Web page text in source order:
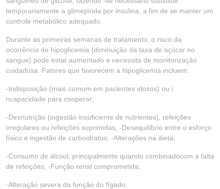
temporariamente a glimepirida por insulina, a fim de se manter um
controle metabólico adequado.
Durante as primeiras semanas de tratamento, o risco da
ocorrência de hipoglicemia (diminuição da taxa de açúcar no
sangue) pode estar aumentado e necessita de monitorização
cuidadosa. Fatores que favorecem a hipoglicemia incluem:
-Indisposição (mais comum em pacientes idosos) ou i
ncapacidade para cooperar;
-Desnutrição (ingestão insuficiente de nutrientes), refeições
irregulares ou refeições suprimidas; -Desequilíbrio entre o esforço
físico e ingestão de carboidratos; -Alterações na dieta;
-Consumo de álcool, principalmente quando combinadocom a falta
de refeições; -Função renal comprometida;
-Alteração severa da função do fígado;